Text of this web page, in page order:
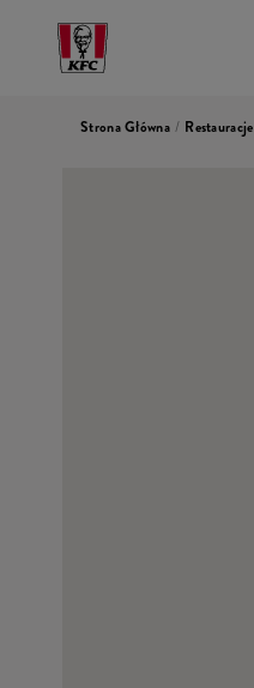
Strona Główna / Restauracje